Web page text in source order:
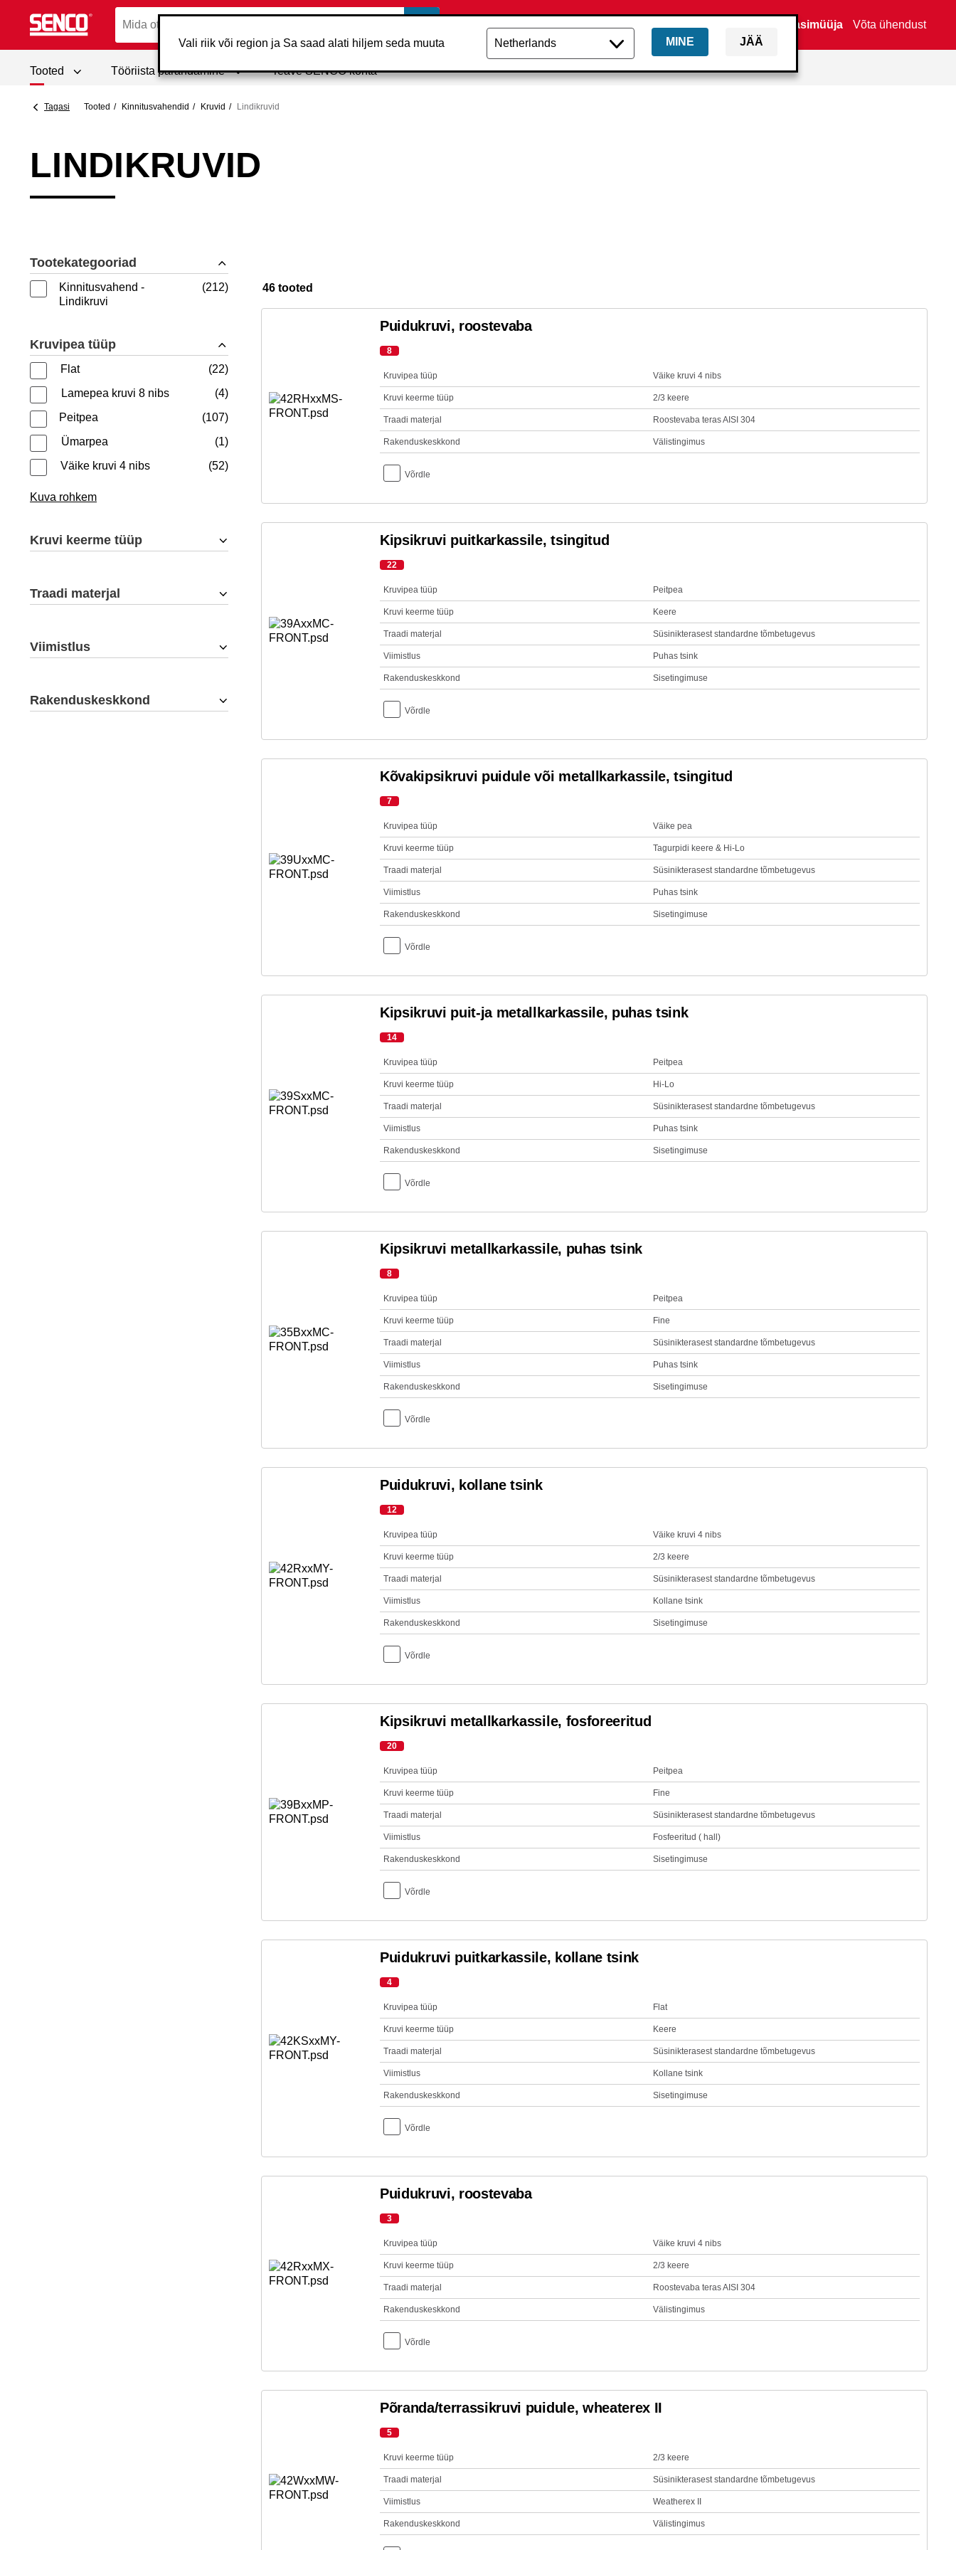
Vali riik või region ja Sa saad alati hiljem seda muuta MINE JÄÄ
Leia edasimüüja Võta ühendust
Tooted Tööriista parandamine Teave SENCO kohta
Tagasi Tooted Kinnitusvahendid Kruvid Lindikruvid
LINDIKRUVID
Tootekategooriad
Kinnitusvahend -
Lindikruvi
212
Kruvipea tüüp
Flat
22
Lamepea kruvi 8 nibs
4
Peitpea
107
Ümarpea
1
Väike kruvi 4 nibs
52
Kuva rohkem
Kruvi keerme tüüp
Traadi materjal
Viimistlus
Rakenduskeskkond
46 tooted
Puidukruvi, roostevaba
8
Kruvipea tüüp Väike kruvi 4 nibs
Kruvi keerme tüüp 2/3 keere
Traadi materjal Roostevaba teras AISI 304
Rakenduskeskkond Välistingimus
Võrdle
Kipsikruvi puitkarkassile, tsingitud
22
Kruvipea tüüp Peitpea
Kruvi keerme tüüp Keere
Traadi materjal Süsinikterasest standardne tõmbetugevus
Viimistlus Puhas tsink
Rakenduskeskkond Sisetingimuse
Võrdle
Kõvakipsikruvi puidule või metallkarkassile, tsingitud
7
Kruvipea tüüp Väike pea
Kruvi keerme tüüp Tagurpidi keere & Hi-Lo
Traadi materjal Süsinikterasest standardne tõmbetugevus
Viimistlus Puhas tsink
Rakenduskeskkond Sisetingimuse
Võrdle
Kipsikruvi puit-ja metallkarkassile, puhas tsink
14
Kruvipea tüüp Peitpea
Kruvi keerme tüüp Hi-Lo
Traadi materjal Süsinikterasest standardne tõmbetugevus
Viimistlus Puhas tsink
Rakenduskeskkond Sisetingimuse
Võrdle
Kipsikruvi metallkarkassile, puhas tsink
8
Kruvipea tüüp Peitpea
Kruvi keerme tüüp Fine
Traadi materjal Süsinikterasest standardne tõmbetugevus
Viimistlus Puhas tsink
Rakenduskeskkond Sisetingimuse
Võrdle
Puidukruvi, kollane tsink
12
Kruvipea tüüp Väike kruvi 4 nibs
Kruvi keerme tüüp 2/3 keere
Traadi materjal Süsinikterasest standardne tõmbetugevus
Viimistlus Kollane tsink
Rakenduskeskkond Sisetingimuse
Võrdle
Kipsikruvi metallkarkassile, fosforeeritud
20
Kruvipea tüüp Peitpea
Kruvi keerme tüüp Fine
Traadi materjal Süsinikterasest standardne tõmbetugevus
Viimistlus Fosfeeritud ( hall)
Rakenduskeskkond Sisetingimuse
Võrdle
Puidukruvi puitkarkassile, kollane tsink
4
Kruvipea tüüp Flat
Kruvi keerme tüüp Keere
Traadi materjal Süsinikterasest standardne tõmbetugevus
Viimistlus Kollane tsink
Rakenduskeskkond Sisetingimuse
Võrdle
Puidukruvi, roostevaba
3
Kruvipea tüüp Väike kruvi 4 nibs
Kruvi keerme tüüp 2/3 keere
Traadi materjal Roostevaba teras AISI 304
Rakenduskeskkond Välistingimus
Võrdle
Põranda/terrassikruvi puidule, wheaterex II
5
Kruvi keerme tüüp 2/3 keere
Traadi materjal Süsinikterasest standardne tõmbetugevus
Viimistlus Weatherex II
Rakenduskeskkond Välistingimus